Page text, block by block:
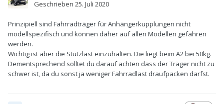
Geschrieben 25. Juli 2020
Prinzipiell sind Fahrradträger für Anhängerkupplungen nicht
modellspezifisch und können daher auf allen Modellen gefahren
werden.
Wichtig ist aber die Stützlast einzuhalten. Die liegt beim A2 bei 50kg.
Dementsprechend solltet du darauf achten dass der Träger nicht zu
schwer ist, da du sonst ja weniger Fahrradlast draufpacken darfst.